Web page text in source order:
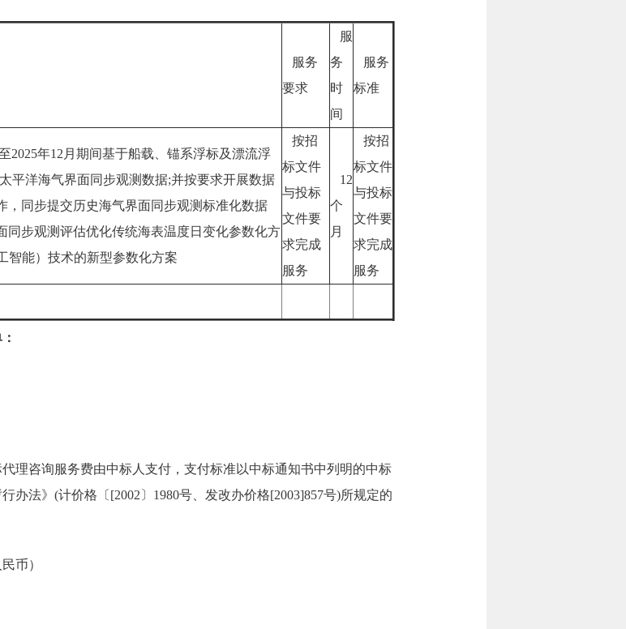
服务
要求
服
务
时
间
服务
标准
2025年12月期间基于船载、锚系浮标及漂流浮
平洋海气界面同步观测数据;并按要求开展数据
，同步提交历史海气界面同步观测标准化数据
同步观测评估优化传统海表温度日变化参数化方
智能）技术的新型参数化方案
按招
标文件
与投标
文件要
求完成
服务
12
个
月
按招
标文件
与投标
文件要
求完成
服务
理咨询服务费由中标人支付，支付标准以中标通知书中列明的中标
办法》(计价格〔[2002〕1980号、发改办价格[2003]857号)所规定的
币）